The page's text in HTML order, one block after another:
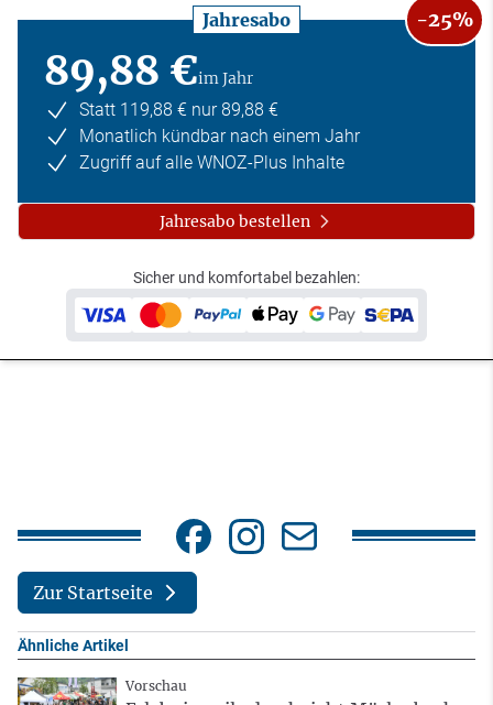
Jahresabo -25%
89,88 €im Jahr
Statt 119,88 € nur 89,88 €
Monatlich kündbar nach einem Jahr
Zugriff auf alle WNOZ-Plus Inhalte
Jahresabo bestellen
Sicher und komfortabel bezahlen:
Zur Startseite
Ähnliche Artikel
Vorschau